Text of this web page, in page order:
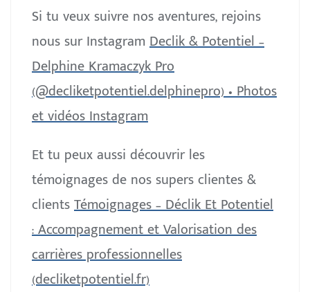
Si tu veux suivre nos aventures, rejoins
nous sur Instagram Declik & Potentiel –
Delphine Kramaczyk Pro
(@decliketpotentiel.delphinepro) • Photos
et vidéos Instagram
Et tu peux aussi découvrir les
témoignages de nos supers clientes &
clientsTémoignages – Déclik Et Potentiel
: Accompagnement et Valorisation des
carrières professionnelles
(decliketpotentiel.fr)